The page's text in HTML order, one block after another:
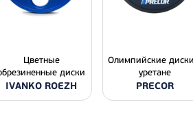
Цветные
диски
IVANKO ROEZH
Олимпийские
уретане
PRECOR